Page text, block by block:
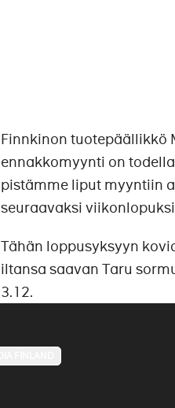
Finnkinon tuotepäällikkö
ennakkomyynti on
pistämme liput myyntiin
seuraavaksi
Tähän loppusyksyyn
iltansa saavan Taru
3.12.